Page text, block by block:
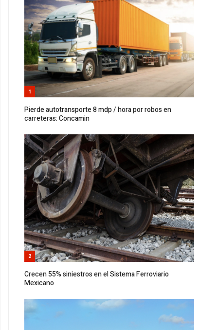
1
Pierde autotransporte 8 mdp / hora por robos en
carreteras: Concamin
2
Crecen 55% siniestros en el Sistema Ferroviario
Mexicano